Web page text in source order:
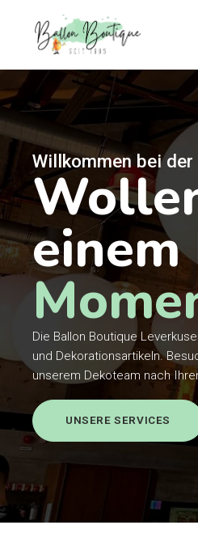
Willkommen bei
einem
Die Ballon Boutique
und Dekorationsartikeln.
unserem Dekoteam nach
UNSERE SERVICES